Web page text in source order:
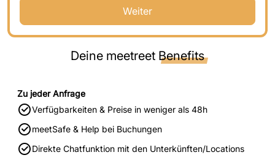
Weiter
Deine meetreet Benefits
Zu jeder Anfrage
Verfügbarkeiten & Preise in weniger als 48h
meetSafe & Help bei Buchungen
Direkte Chatfunktion mit den Unterkünften/Locations